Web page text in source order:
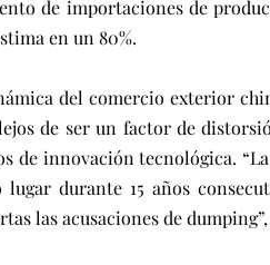
de importaciones de
en un 80%.
del comercio exterior
de ser un factor de
de innovación tecnológica.
lugar durante 15 años
las acusaciones de dumping”,